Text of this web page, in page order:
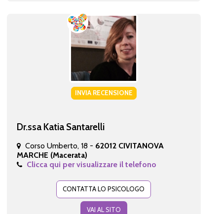
INVIA RECENSIONE
Dr.ssa Katia Santarelli
Corso Umberto, 18 - 62012 CIVITANOVA
MARCHE (Macerata)
Clicca qui per visualizzare il telefono
CONTATTA LO PSICOLOGO
VAI AL SITO